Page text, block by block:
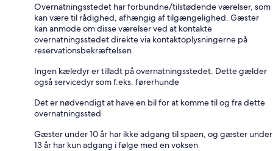
Overnatningsstedet har forbundne/tilstødende værelser, som
kan være til rådighed, afhængig af tilgængelighed. Gæster
kan anmode om disse værelser ved at kontakte
overnatningsstedet direkte via kontaktoplysningerne på
reservationsbekræftelsen
Ingen kæledyr er tilladt på overnatningsstedet. Dette gælder
også servicedyr som f.eks. førerhunde
Det er nødvendigt at have en bil for at komme til og fra dette
overnatningssted
Gæster under 10 år har ikke adgang til spaen, og gæster under
13 år har kun adgang i følge med en voksen